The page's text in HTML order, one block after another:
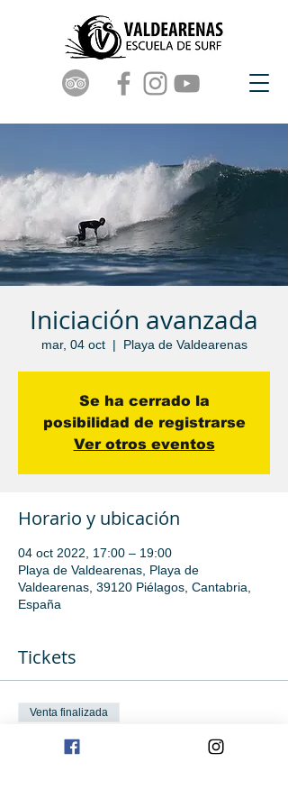
Iniciación avanzada
mar, 04 oct
  |
Playa de Valdearenas
Se ha cerrado la
posibilidad de registrarse
Ver otros eventos
Horario y ubicación
04 oct 2022, 17:00 – 19:00
Playa de Valdearenas, Playa de
Valdearenas, 39120 Piélagos, Cantabria,
España
Tickets
Venta finalizada
Tipo de entrada